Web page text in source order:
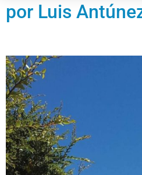
por Luis